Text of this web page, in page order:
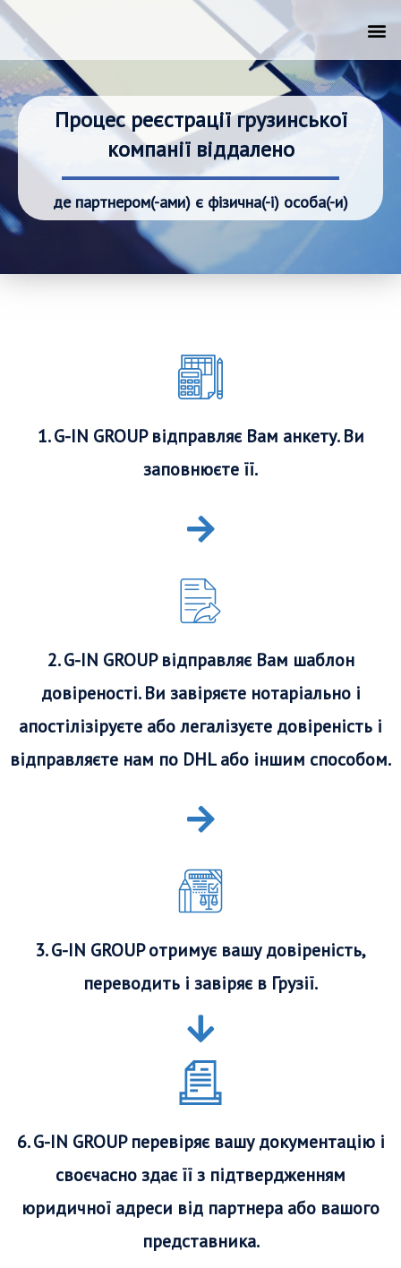
Процес реєстрації грузинської
компанії віддалено
де партнером(-ами) є фізична(-і) особа(-и)
1. G-IN GROUP відправляє Вам анкету. Ви
заповнюєте її.
2. G-IN GROUP відправляє Вам шаблон
довіреності. Ви завіряєте нотаріально і
апостілізіруєте або легалізуєте довіреність і
відправляєте нам по DHL або іншим способом.
3. G-IN GROUP отримує вашу довіреність,
переводить і завіряє в Грузії.
6. G-IN GROUP перевіряє вашу документацію і
своєчасно здає її з підтвердженням
юридичної адреси від партнера або вашого
представника.